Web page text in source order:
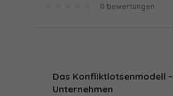
0 bewertungen
Das Konfliktlotsenmodell
Unternehmen